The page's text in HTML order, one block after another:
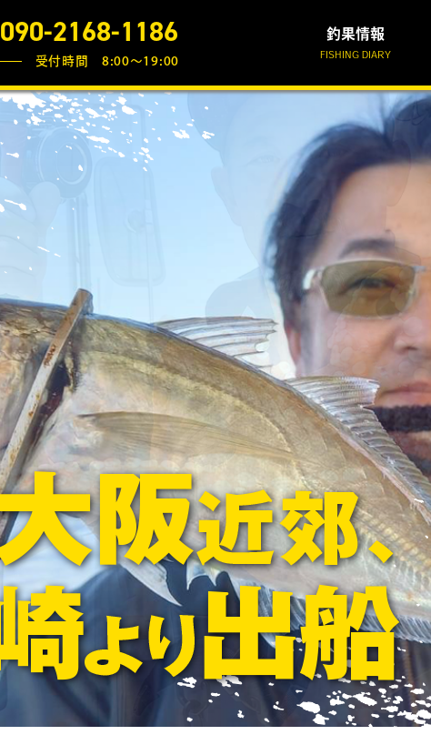
090-2168-1186
受付時間 8:00〜19:00
釣果情報
FISHING DIARY